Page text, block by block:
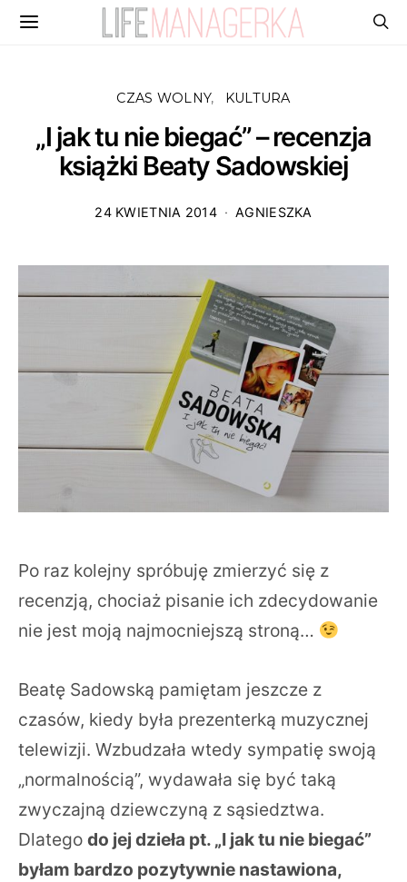
CZAS WOLNY KULTURA
„I jak tu nie biegać” – recenzja
książki Beaty Sadowskiej
24 KWIETNIA 2014 AGNIESZKA
Po raz kolejny spróbuję zmierzyć się z
recenzją, chociaż pisanie ich zdecydowanie
nie jest moją najmocniejszą stroną…
Beatę Sadowską pamiętam jeszcze z
czasów, kiedy była prezenterką muzycznej
telewizji. Wzbudzała wtedy sympatię swoją
„normalnością”, wydawała się być taką
zwyczajną dziewczyną z sąsiedztwa.
Dlatego do jej dzieła pt. „I jak tu nie biegać”
byłam bardzo pozytywnie nastawiona,